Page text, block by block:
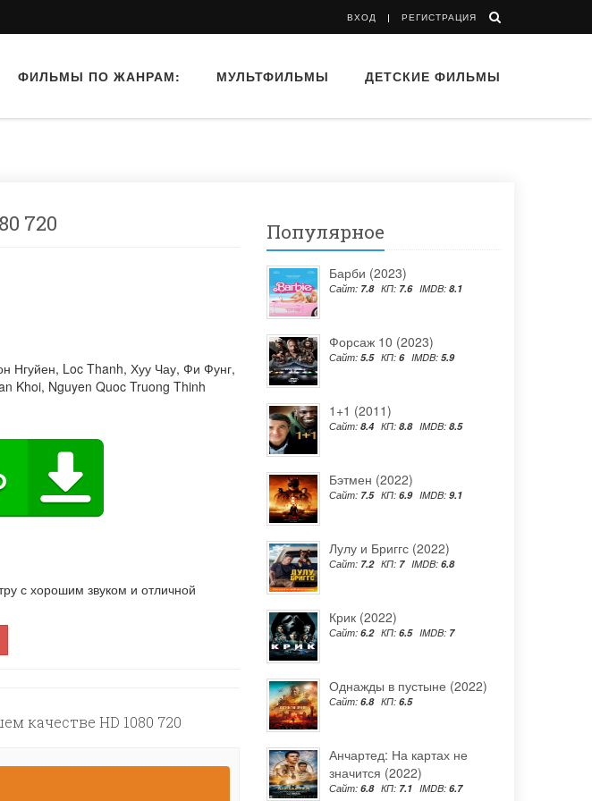
ВХОД РЕГИСТРАЦИЯ
ФИЛЬМЫ ПО ЖАНРАМ: МУЛЬТФИЛЬМЫ ДЕТСКИЕ ФИЛЬМЫ
720
Нгуйен, Loc Thanh, Хуу Чау, Фи Фунг,
Khoi, Nguyen Quoc Truong Thinh
с хорошим звуком и отличной
качестве HD 1080 720
Популярное
Барби (2023)
Сайт: 7.8 КП: 7.6 IMDB: 8.1
Форсаж 10 (2023)
Сайт: 5.5 КП: 6 IMDB: 5.9
1+1 (2011)
Сайт: 8.4 КП: 8.8 IMDB: 8.5
Бэтмен (2022)
Сайт: 7.5 КП: 6.9 IMDB: 9.1
Лулу и Бриггс (2022)
Сайт: 7.2 КП: 7 IMDB: 6.8
Крик (2022)
Сайт: 6.2 КП: 6.5 IMDB: 7
Однажды в пустыне (2022)
Сайт: 6.8 КП: 6.5
Анчартед: На картах не
значится (2022)
Сайт: 6.8 КП: 7.1 IMDB: 6.7